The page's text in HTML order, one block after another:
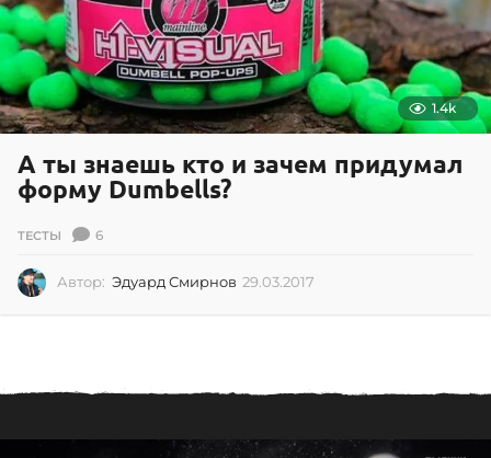
5
1.4k
А ты знаешь кто и зачем придумал
форму Dumbells?
ТЕСТЫ 6
Автор: Эдуард Смирнов 29.03.2017
2